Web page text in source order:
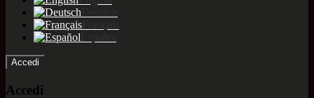
Accedi
Accedi